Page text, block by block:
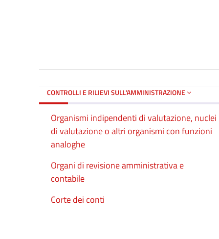
CONTROLLI E RILIEVI SULL'AMMINISTRAZIONE
Organismi indipendenti di valutazione, nuclei
di valutazione o altri organismi con funzioni
analoghe
Organi di revisione amministrativa e
contabile
Corte dei conti